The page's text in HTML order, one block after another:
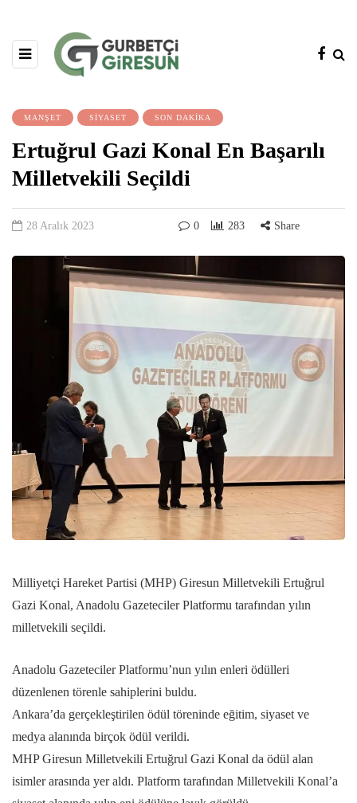
MANŞET SİYASET SON DAKİKA
Ertuğrul Gazi Konal En Başarılı
Milletvekili Seçildi
28 Aralık 2023 0 283 Share
Milliyetçi Hareket Partisi (MHP) Giresun Milletvekili Ertuğrul
Gazi Konal, Anadolu Gazeteciler Platformu tarafından yılın
milletvekili seçildi.
Anadolu Gazeteciler Platformu’nun yılın enleri ödülleri
düzenlenen törenle sahiplerini buldu.
Ankara’da gerçekleştirilen ödül töreninde eğitim, siyaset ve
medya alanında birçok ödül verildi.
MHP Giresun Milletvekili Ertuğrul Gazi Konal da ödül alan
isimler arasında yer aldı. Platform tarafından Milletvekili Konal’a